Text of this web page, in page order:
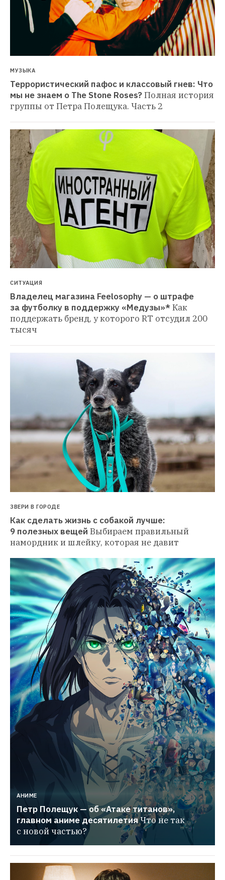
МУЗЫКА
Террористический пафос и классовый гнев: Что
мы не знаем о The Stone Roses?Полная история
группы от Петра Полещука. Часть 2
СИТУАЦИЯ
Владелец магазина Feelosophy — о штрафе
за футболку в поддержку «Медузы»*Как
поддержать бренд, у которого RT отсудил 200
тысяч
ЗВЕРИ В ГОРОДЕ
Как сделать жизнь с собакой лучше:
9 полезных вещей Выбираем правильный
намордник и шлейку, которая не давит
АНИМЕ
Петр Полещук — об «Атаке титанов»,
главном аниме десятилетияЧто не так
с новой частью?